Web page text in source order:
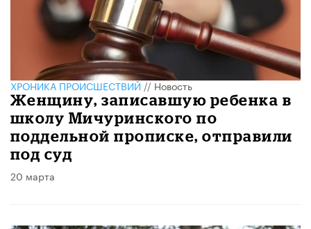
ХРОНИКА ПРОИСШЕСТВИЙ//Новость
Женщину, записавшую ребенка в
школу Мичуринского по
поддельной прописке, отправили
под суд
20 марта